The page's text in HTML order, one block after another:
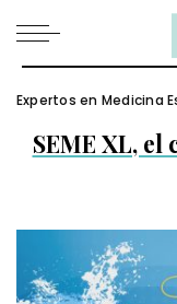
Expertos en Medicina
SEME XL,